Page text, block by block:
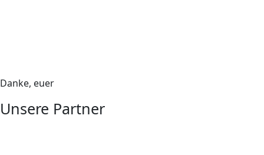
Danke, euer
Unsere Partner